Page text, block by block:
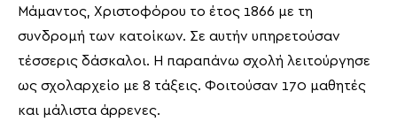
Μάμαντος, Χριστοφόρου το έτος 1866 με τη
συνδρομή των κατοίκων. Σε αυτήν υπηρετούσαν
τέσσερις δάσκαλοι. Η παραπάνω σχολή λειτούργησε
ως σχολαρχείο με 8 τάξεις. Φοιτούσαν 170 μαθητές
και μάλιστα άρρενες.